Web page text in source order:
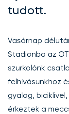
tudott.
Vasárnap
Stadionba az
szurkolónk
felhívásunkhoz
gyalog,
érkeztek a